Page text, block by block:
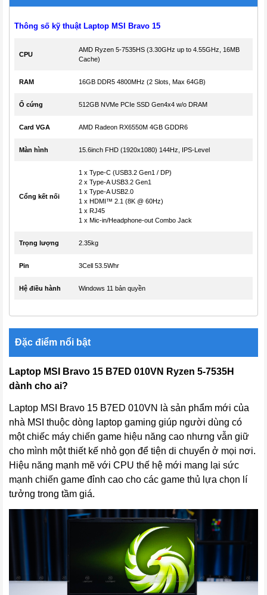
Thông số kỹ thuật Laptop MSI Bravo 15
CPU
AMD Ryzen 5-7535HS (3.30GHz up to 4.55GHz, 16MB
Cache)
RAM 16GB DDR5 4800MHz (2 Slots, Max 64GB)
Ổ cứng 512GB NVMe PCIe SSD Gen4x4 w/o DRAM
Card VGA AMD Radeon RX6550M 4GB GDDR6
Màn hình 15.6inch FHD (1920x1080) 144Hz, IPS-Level
Cổng kết nối
1 x Type-C (USB3.2 Gen1 / DP)
2 x Type-A USB3.2 Gen1
1 x Type-A USB2.0
1 x HDMI™ 2.1 (8K @ 60Hz)
1 x RJ45
1 x Mic-in/Headphone-out Combo Jack
Trọng lượng 2.35kg
Pin 3Cell 53.5Whr
Hệ điều hành Windows 11 bản quyền
Đặc điểm nổi bật
Laptop MSI Bravo 15 B7ED 010VN Ryzen 5-7535H
dành cho ai?
Laptop MSI Bravo 15 B7ED 010VN
là sản phẩm mới của
nhà MSI thuộc dòng laptop gaming giúp người dùng có
một chiếc máy chiến game hiệu năng cao nhưng vẫn giữ
cho mình một thiết kế nhỏ gọn để tiện di chuyển ở mọi nơi.
Hiệu năng mạnh mẽ với CPU thế hệ mới mang lại sức
mạnh chiến game đỉnh cao cho các game thủ lựa chọn lí
tưởng trong tầm giá.